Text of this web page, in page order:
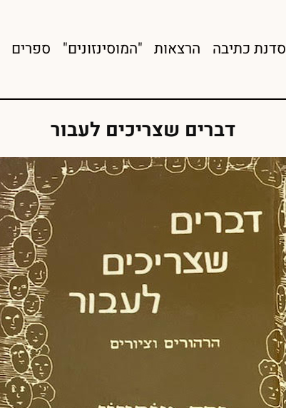
סדנת כתיבה הרצאות "המוסינזונים" ספרים
דברים שצריכים לעבור